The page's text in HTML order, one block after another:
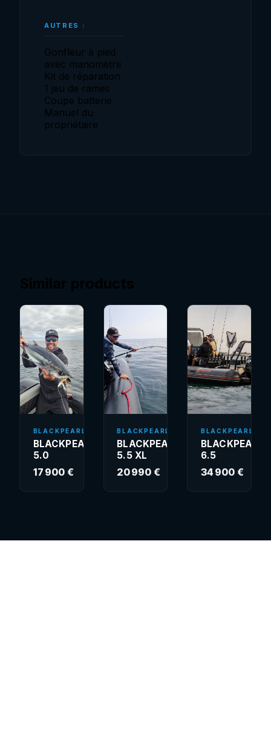
AUTRES :
Gonfleur à pied
avec manomètre
Kit de réparation
1 jeu de rames
Coupe batterie
Manuel du
propriétaire
Similar products
BLACKPEARL
BLACKPEARL
5.0
17 900 €
BLACKPEARL
BLACKPEARL
5.5 XL
20 990 €
BLACKPEARL
BLACKPEARL
6.5
34 900 €